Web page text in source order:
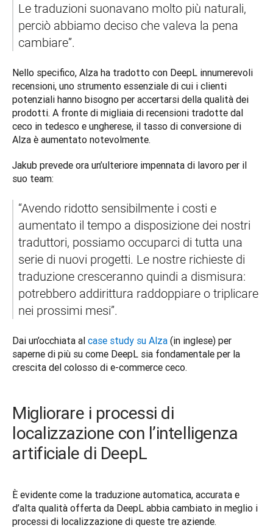
Le traduzioni suonavano molto più naturali,
perciò abbiamo deciso che valeva la pena
cambiare”.
Nello specifico, Alza ha tradotto con DeepL innumerevoli
recensioni, uno strumento essenziale di cui i clienti
potenziali hanno bisogno per accertarsi della qualità dei
prodotti. A fronte di migliaia di recensioni tradotte dal
ceco in tedesco e ungherese, il tasso di conversione di
Alza è aumentato notevolmente.
Jakub prevede ora un’ulteriore impennata di lavoro per il
suo team:
“Avendo ridotto sensibilmente i costi e
aumentato il tempo a disposizione dei nostri
traduttori, possiamo occuparci di tutta una
serie di nuovi progetti. Le nostre richieste di
traduzione cresceranno quindi a dismisura:
potrebbero addirittura raddoppiare o triplicare
nei prossimi mesi”.
Dai un’occhiata al case study su Alza (in inglese) per
saperne di più su come DeepL sia fondamentale per la
crescita del colosso di e-commerce ceco.
Migliorare i processi di
localizzazione con l’intelligenza
artificiale di DeepL
È evidente come la traduzione automatica, accurata e
d’alta qualità offerta da DeepL abbia cambiato in meglio i
processi di localizzazione di queste tre aziende.